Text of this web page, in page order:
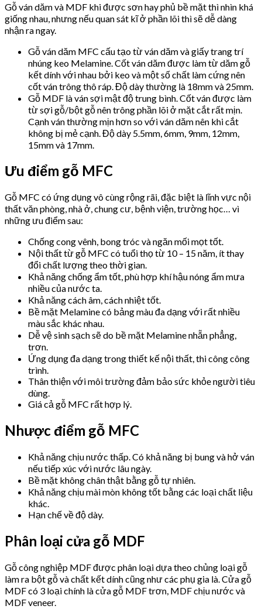
Gỗ ván dăm và MDF khi được sơn hay phủ bề mặt thì nhìn khá
giống nhau, nhưng nếu quan sát kĩ ở phần lõi thì sẽ dễ dàng
nhận ra ngay.
Gỗ ván dăm MFC cấu tạo từ ván dăm và giấy trang trí
nhúng keo Melamine. Cốt ván dăm được làm từ dăm gỗ
kết dính với nhau bởi keo và một số chất làm cứng nên
cốt ván trông thô ráp. Độ dày thường là 18mm và 25mm.
Gỗ MDF là ván sợi mật độ trung bình. Cốt ván được làm
từ sợi gỗ/bột gỗ nên trông phần lõi ở mặt cắt rất mịn.
Cạnh ván thường mịn hơn so với ván dăm nên khi cắt
không bị mẻ cạnh. Độ dày 5.5mm, 6mm, 9mm, 12mm,
15mm và 17mm.
Ưu điểm gỗ MFC
Gỗ MFC có ứng dụng vô cùng rộng rãi, đặc biệt là lĩnh vực nội
thất văn phòng, nhà ở, chung cư, bệnh viện, trường học… vì
những ưu điểm sau:
Chống cong vênh, bong tróc và ngăn mối mọt tốt.
Nội thất từ gỗ MFC có tuổi thọ từ 10 – 15 năm, ít thay
đổi chất lượng theo thời gian.
Khả năng chống ẩm tốt, phù hợp khí hậu nóng ẩm mưa
nhiều của nước ta.
Khả năng cách âm, cách nhiệt tốt.
Bề mặt Melamine có bảng màu đa dạng với rất nhiều
màu sắc khác nhau.
Dễ vệ sinh sạch sẽ do bề mặt Melamine nhẵn phẳng,
trơn.
Ứng dụng đa dạng trong thiết kế nội thất, thi công công
trình.
Thân thiện với môi trường đảm bảo sức khỏe người tiêu
dùng.
Giá cả gỗ MFC rất hợp lý.
Nhược điểm gỗ MFC
Khả năng chịu nước thấp. Có khả năng bị bung và hở ván
nếu tiếp xúc với nước lâu ngày.
Bề mặt không chân thật bằng gỗ tự nhiên.
Khả năng chịu mài mòn không tốt bằng các loại chất liệu
khác.
Hạn chế về độ dày.
Phân loại cửa gỗ MDF
Gỗ công nghiệp MDF được phân loại dựa theo chủng loại gỗ
làm ra bột gỗ và chất kết dính cũng như các phụ gia là. Cửa gỗ
MDF có 3 loại chính là cửa gỗ MDF trơn, MDF chịu nước và
MDF veneer.